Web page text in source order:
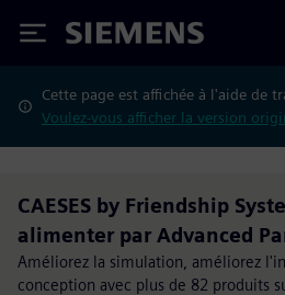
Siemens
Cette page est affichée à l'aide de
Voulez-vous afficher la version
CAESES by Friendship
alimenter par Advanced
Améliorez la simulation, améliorez
conception avec plus de 82 produits